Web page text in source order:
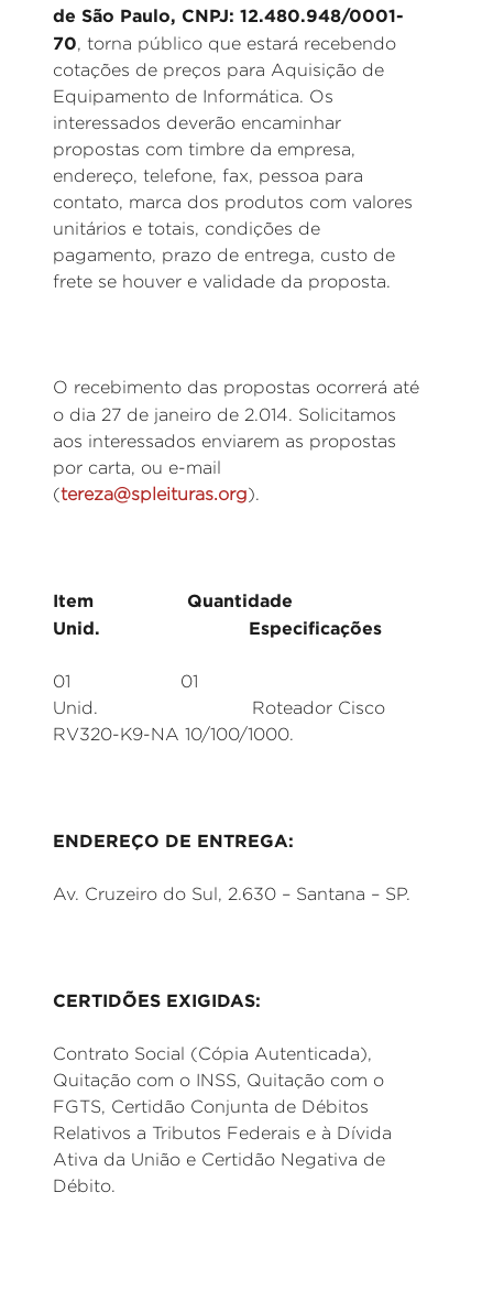
de São Paulo, CNPJ: 12.480.948/0001-
70, torna público que estará recebendo
cotações de preços para Aquisição de
Equipamento de Informática. Os
interessados deverão encaminhar
propostas com timbre da empresa,
endereço, telefone, fax, pessoa para
contato, marca dos produtos com valores
unitários e totais, condições de
pagamento, prazo de entrega, custo de
frete se houver e validade da proposta.
O recebimento das propostas ocorrerá até
o dia 27 de janeiro de 2.014. Solicitamos
aos interessados enviarem as propostas
por carta, ou e-mail
(tereza@spleituras.org).
Item Quantidade
Unid. Especificações
01 01
Unid. Roteador Cisco
RV320-K9-NA 10/100/1000.
ENDEREÇO DE ENTREGA:
Av. Cruzeiro do Sul, 2.630 – Santana – SP.
CERTIDÕES EXIGIDAS:
Contrato Social (Cópia Autenticada),
Quitação com o INSS, Quitação com o
FGTS, Certidão Conjunta de Débitos
Relativos a Tributos Federais e à Dívida
Ativa da União e Certidão Negativa de
Débito.